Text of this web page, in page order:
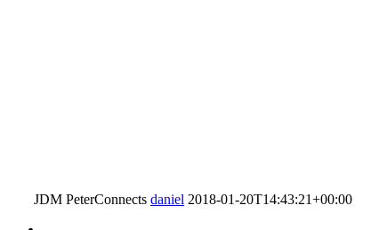
JDM PeterConnects daniel 2018-01-20T14:43:21+00:00